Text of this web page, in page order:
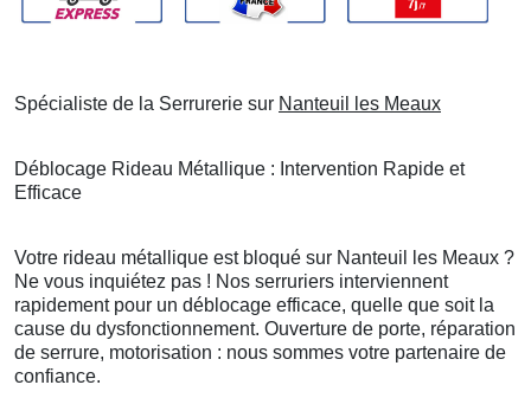
Spécialiste de la Serrurerie sur Nanteuil les Meaux
Déblocage Rideau Métallique : Intervention Rapide et
Efficace
Votre rideau métallique est bloqué sur Nanteuil les Meaux ?
Ne vous inquiétez pas ! Nos serruriers interviennent
rapidement pour un déblocage efficace, quelle que soit la
cause du dysfonctionnement. Ouverture de porte, réparation
de serrure, motorisation : nous sommes votre partenaire de
confiance.